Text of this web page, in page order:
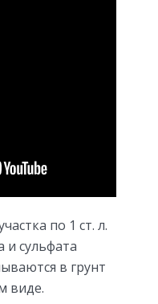
по 1 ст. л.
и сульфата
в грунт
виде.